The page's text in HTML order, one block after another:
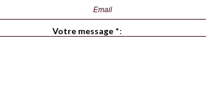
Votre message *: